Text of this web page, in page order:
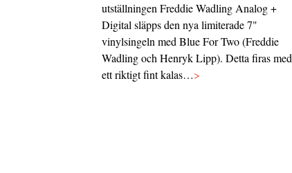
utställningen Freddie Wadling Analog +
Digital släpps den nya limiterade 7"
vinylsingeln med Blue For Two (Freddie
Wadling och Henryk Lipp). Detta firas med
ett riktigt fint kalas…>